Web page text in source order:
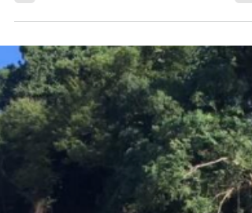
만, 하나님께서 주시 는 위로도 깊어감에 감사를 드립니
사랑하는 여러분들과 함께 동역할 수 있음에 감사를 드 리
며, 주님의...